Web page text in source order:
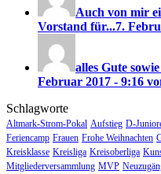
Auch von mir
Vorstand für...7.
alles Gute
Februar 2017 - 9:16
Schlagworte
Altmark-Strom-Pokal Aufstieg D-
Feriencamp Frauen Frohe Weihnachten
Kreisklasse Kreisliga Kreisoberliga
Mitgliederversammlung MVP